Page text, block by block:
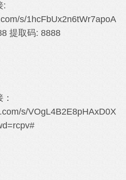
:
s/1hcFbUx2n6tWr7apoA
提取码: 8888
s/VOgL4B2E8pHAxD0X